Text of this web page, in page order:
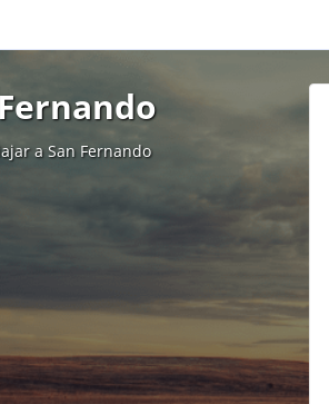
a San Fernando